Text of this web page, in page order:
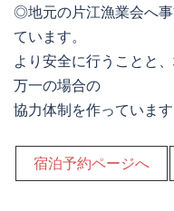
◎地元の片江漁業会へ
ています。
より安全に行うことと
万一の場合の
協力体制を作っています
宿泊予約ページへ